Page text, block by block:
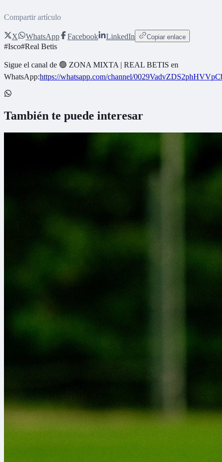
Compartir artículo
X WhatsApp Facebook LinkedIn Copiar enlace
#Isco#Real Betis
Sigue el canal de 🟢 ZONA MIXTA | REAL BETIS en
WhatsApp:https://whatsapp.com/channel/
También te puede interesar